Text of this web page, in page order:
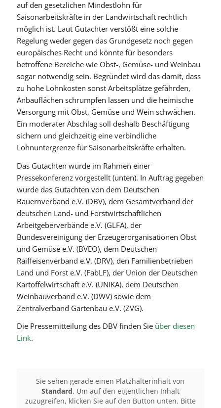
auf den gesetzlichen Mindestlohn für
Saisonarbeitskräfte in der Landwirtschaft rechtlich
möglich ist. Laut Gutachter verstößt eine solche
Regelung weder gegen das Grundgesetz noch gegen
europäisches Recht und könnte für besonders
betroffene Bereiche wie Obst-, Gemüse- und Weinbau
sogar notwendig sein. Begründet wird das damit, dass
zu hohe Lohnkosten sonst Arbeitsplätze gefährden,
Anbauflächen schrumpfen lassen und die heimische
Versorgung mit Obst, Gemüse und Wein schwächen.
Ein moderater Abschlag soll deshalb Beschäftigung
sichern und gleichzeitig eine verbindliche
Lohnuntergrenze für Saisonarbeitskräfte erhalten.
Das Gutachten wurde im Rahmen einer
Pressekonferenz vorgestellt (unten). In Auftrag gegeben
wurde das Gutachten von dem Deutschen
Bauernverband e.V. (DBV), dem Gesamtverband der
deutschen Land- und Forstwirtschaftlichen
Arbeitgeberverbände e.V. (GLFA), der
Bundesvereinigung der Erzeugerorganisationen Obst
und Gemüse e.V. (BVEO), dem Deutschen
Raiffeisenverband e.V. (DRV), den Familienbetrieben
Land und Forst e.V. (FabLF), der Union der Deutschen
Kartoffelwirtschaft e.V. (UNIKA), dem Deutschen
Weinbauverband e.V. (DWV) sowie dem
Zentralverband Gartenbau e.V. (ZVG).
Die Pressemitteilung des DBV finden Sie über diesen
Link.
Sie sehen gerade einen Platzhalterinhalt von
Standard. Um auf den eigentlichen Inhalt
zuzugreifen, klicken Sie auf den Button unten. Bitte